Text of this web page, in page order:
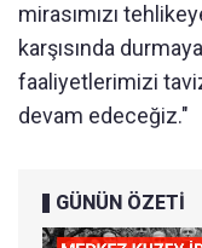
mirasımızı
karşısında
faaliyetlerimizi
devam edeceğiz."
GÜNÜN ÖZETİ